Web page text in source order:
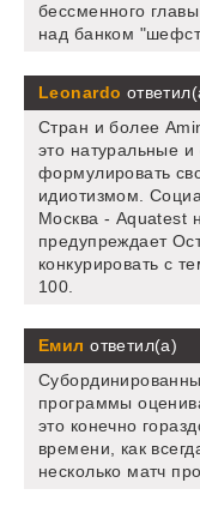
бессменного
над банком
Leonardo
Стран и более
это натуральные
формулировать
идиотизмом.
Москва - Aquatest
предупреждает
конкурировать с
100.
Емил ответил(а)
программы
это конечно
времени, как
несколько матч